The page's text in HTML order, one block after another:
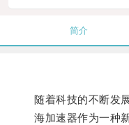
简介
随着科技的不断发展
海加速器作为一种新